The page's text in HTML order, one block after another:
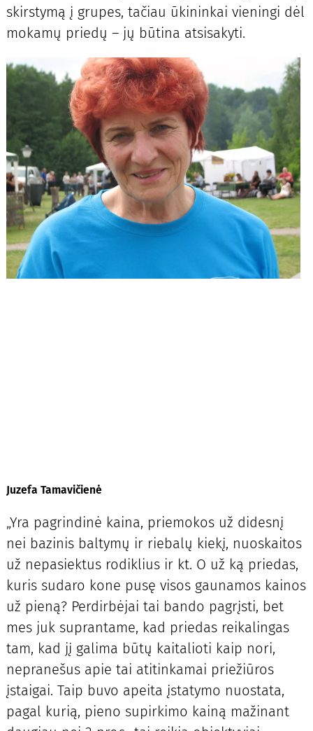
skirstymą į grupes, tačiau ūkininkai vieningi dėl
mokamų priedų – jų būtina atsisakyti.
Juzefa Tamavičienė
„Yra pagrindinė kaina, priemokos už didesnį
nei bazinis baltymų ir riebalų kiekį, nuoskaitos
už nepasiektus rodiklius ir kt. O už ką priedas,
kuris sudaro kone pusę visos gaunamos kainos
už pieną? Perdirbėjai tai bando pagrįsti, bet
mes juk suprantame, kad priedas reikalingas
tam, kad jį galima būtų kaitalioti kaip nori,
nepranešus apie tai atitinkamai priežiūros
įstaigai. Taip buvo apeita įstatymo nuostata,
pagal kurią, pieno supirkimo kainą mažinant